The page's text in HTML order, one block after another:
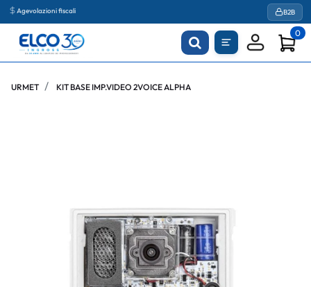
Agevolazioni fiscali B2B
0
URMET KIT BASE IMP.VIDEO 2VOICE ALPHA